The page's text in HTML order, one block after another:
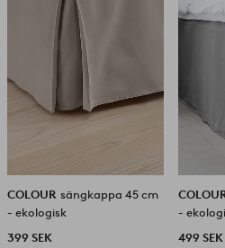
COLOUR sängkappa 45 cm
- ekologisk
399 SEK
-
499 SEK